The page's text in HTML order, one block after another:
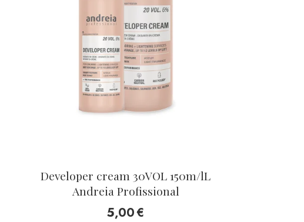
Developer cream 30VOL 150m/lL
Andreia Profissional
5,00€